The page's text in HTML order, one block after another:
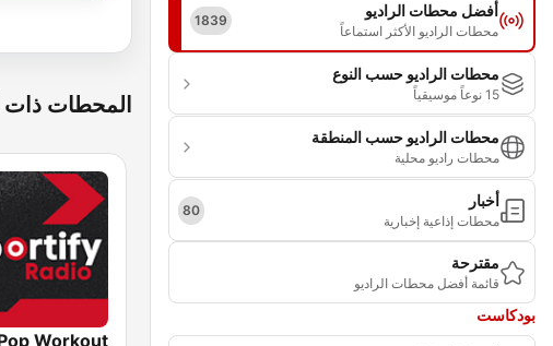
أفضل محطات الراديو
محطات الراديو الأكثر استماعاً
1839
محطات الراديو حسب النوع
15 نوعاً موسيقياً
محطات الراديو حسب المنطقة
محطات راديو محلية
أخبار
محطات إذاعية إخبارية
80
مقترحة
قائمة أفضل محطات الراديو
بودكاست
المحطات ذات